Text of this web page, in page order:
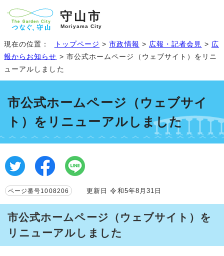
守山市
Moriyama City
現在の位置： トップページ >市政情報 > 広報・記者会見 > 広
報からお知らせ > 市公式ホームページ（ウェブサイト）をリニ
ューアルしました
市公式ホームページ（ウェブサイ
ト）をリニューアルしました
ページ番号1008206 更新日 令和5年8月31日
市公式ホームページ（ウェブサイト）を
リニューアルしました